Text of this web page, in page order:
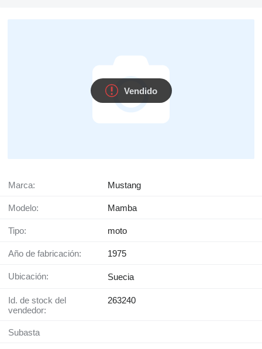
Vendido
Marca: Mustang
Modelo: Mamba
Tipo: moto
Año de fabricación: 1975
Ubicación: Suecia
Id. de stock del
vendedor:
263240
Subasta